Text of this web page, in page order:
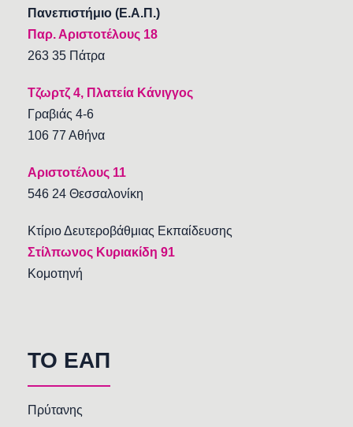
Πανεπιστήμιο (Ε.Α.Π.)
Παρ. Αριστοτέλους 18
263 35 Πάτρα
Τζωρτζ 4, Πλατεία Κάνιγγος
Γραβιάς 4-6
106 77 Αθήνα
Αριστοτέλους 11
546 24 Θεσσαλονίκη
Κτίριο Δευτεροβάθμιας Εκπαίδευσης
Στίλπωνος Κυριακίδη 91
Κομοτηνή
TO EAΠ
Πρύτανης